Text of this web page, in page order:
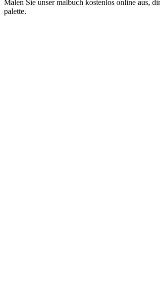
Malen Sie unser malbuch kostenlos online aus,
palette.